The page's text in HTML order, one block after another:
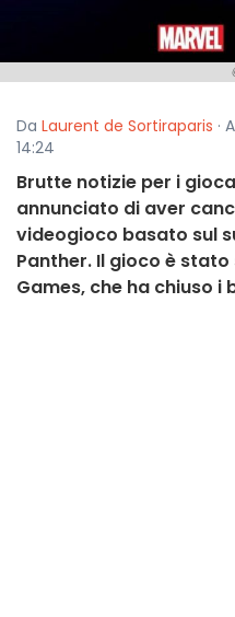
Da Laurent de Sortiraparis ·
14:24
Brutte notizie per i
annunciato di aver
videogioco basato sul
Panther. Il gioco è
Games, che ha chiuso i